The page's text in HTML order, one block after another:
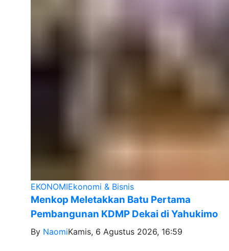
EKONOMIEkonomi & Bisnis
Menkop Meletakkan Batu Pertama
Pembangunan KDMP Dekai di Yahukimo
By NaomiKamis, 6 Agustus 2026, 16:59